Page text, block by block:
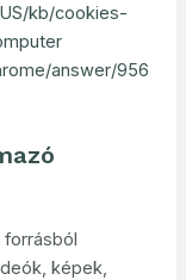
kb/cookies-
answer/956
képek,